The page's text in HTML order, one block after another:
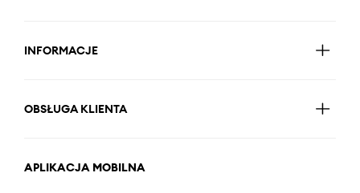
INFORMACJE
OBSŁUGA KLIENTA
APLIKACJA MOBILNA